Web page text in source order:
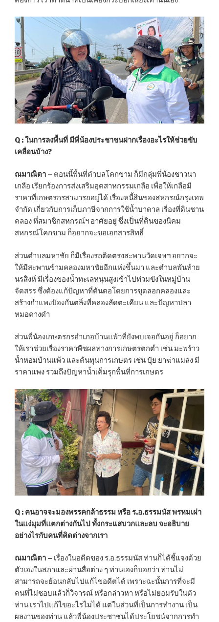
Q : ในการลงพื้นที่ มีพี่น้องประชาชนฝากเรื่องอะไรให้ช่วยขับ
เคลื่อนบ้าง?
ณมาณิตา – ตอนนี้พื้นที่ตำบลโคกขาม ก็มีกลุ่มพี่น้องชาวนา
เกลือ เรียกร้องการส่งเสริมอุตสาหกรรมเกลือ เพื่อให้เกลือมี
ราคาที่เกษตรกรสามารถอยู่ได้ เรื่องหนี้สินของสหกรณ์กรุงเทพ
จำกัด เกี่ยวกับการเก็บภาษีจากการใช้น้ำบาดาล เรื่องที่ดินชาน
คลอง ที่สมาชิกสหกรณ์ฯ อาศัยอยู่ ซึ่งเป็นที่ดินของนิคม
สหกรณ์โคกขาม ก็อยากจะขอเอกสารสิทธิ์
ส่วนตำบลมหาชัย ก็มีเรื่องรถติดตรงสะพานวัดเจษฯ อยากจะ
ให้มีสะพานข้ามคลองมหาชัยอีกแห่งขึ้นมา และตำบลพันท้าย
นรสิงห์ มีเรื่องของน้ำทะเลหนุนสูงเข้าไปท่วมขังในหมู่บ้าน
จัดสรร ซึ่งต้องแก้ปัญหาที่ต้นตอโดยการขุดลอกคลองและ
สร้างกำแพงป้องกันตลิ่งที่คลองลัดตะเคียน และปัญหาปลา
หมอคางดำ
ส่วนพี่น้องเกษตรกรอำเภอบ้านแพ้วที่ยังพบเจอกันอยู่ ก็อยาก
ให้เราช่วยเรื่องราคาพืชผลทางการเกษตรตกต่ำ เช่น มะพร้าว
น้ำหอมบ้านแพ้ว และต้นทุนการเกษตร เช่น ปุ๋ย ยาฆ่าแมลง มี
ราคาแพง รวมถึงปัญหาน้ำเค็มรุกพื้นที่การเกษตร
Q : คนอาจจะมองพรรคกล้าธรรม หรือ ร.อ.ธรรมนัส พรหมเผ่า
ในแง่มุมที่แตกต่างกันไป ทั้งกระแสบวกและลบ จะอธิบาย
อย่างไรกับคนที่คิดต่างจากเรา
ณมาณิตา – เรื่องในอดีตของ ร.อ.ธรรมนัส ท่านก็ได้ชี้แจงด้วย
ตัวเองในสภาและผ่านสื่อต่าง ๆ ท่านเองก็บอกว่า ท่านไม่
สามารถจะย้อนกลับไปแก้ไขอดีตได้ เพราะฉะนั้นการที่จะมี
คนที่ไม่ชอบแล้วก็วิจารณ์ หรือกล่าวหา หรือไม่ยอมรับในตัว
ท่าน เราไปแก้ไขอะไรไม่ได้ แต่ในส่วนที่เป็นการทำงาน เป็น
ผลงานของท่าน แล้วพี่น้องประชาชนได้ประโยชน์จากการทำ